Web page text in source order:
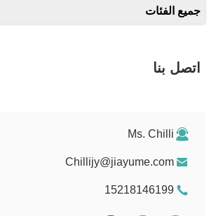
جميع الفئات
اتصل بنا
Ms. Chilli
Chillijy@jiayume.com
15218146199